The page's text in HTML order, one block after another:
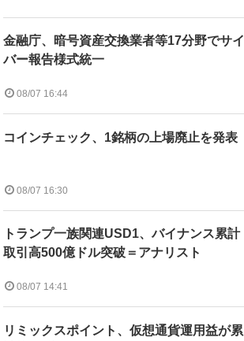
金融庁、暗号資産交換業者等17分野でサイ
バー報告様式統一
08/07 16:44
コインチェック、1銘柄の上場廃止を発表
08/07 16:30
トランプ一族関連USD1、バイナンス累計
取引高500億ドル突破＝アナリスト
08/07 14:41
リミックスポイント、仮想通貨運用益が累